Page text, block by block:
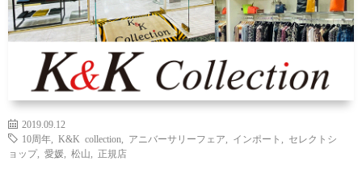
2019.09.12
10周年
K&K collection アニバーサリーフェア インポート
セレクトシ
ョップ, 愛媛 松山 正規店